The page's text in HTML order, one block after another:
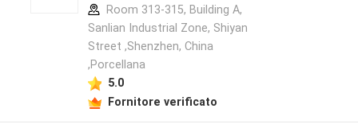
Room 313-315, Building A,
Sanlian Industrial Zone, Shiyan
Street ,Shenzhen, China
,Porcellana
5.0
Fornitore verificato